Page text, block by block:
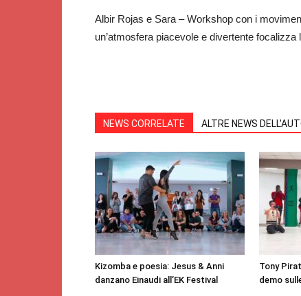
Albir Rojas e Sara – Workshop con i
un’atmosfera piacevole e divertente
NEWS CORRELATE ALTRE NEWS
Kizomba e poesia: Jesus & Anni
danzano Einaudi all’EK Festival
Tony
demo